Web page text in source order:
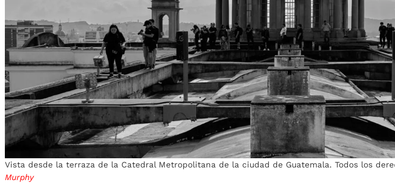
Vista desde la terraza de la Catedral Metropolitana de la ciudad de Guatemala. Todos los
Murphy